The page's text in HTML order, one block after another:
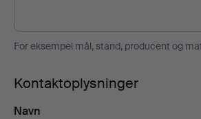
For eksempel mål, stand, producent og
Kontaktoplysninger
Navn